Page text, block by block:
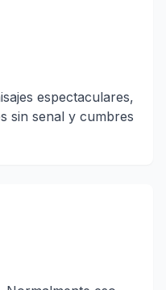
espectaculares,
sin senal y cumbres